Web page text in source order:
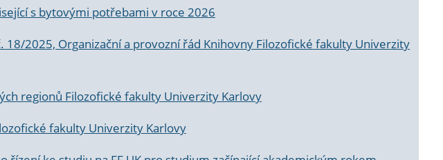
s bytovými potřebami v roce 2026
18/2025, Organizační a provozní řád Knihovny Filozofické fakulty Univerzity
regionů Filozofické fakulty Univerzity Karlovy
fakulty Univerzity Karlovy